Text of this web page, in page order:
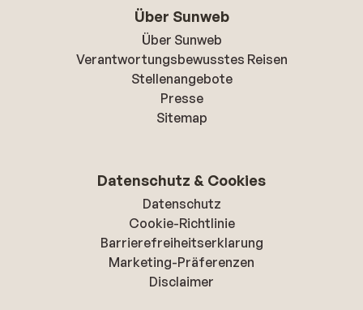
Über Sunweb
Über Sunweb
Verantwortungsbewusstes Reisen
Stellenangebote
Presse
Sitemap
Datenschutz & Cookies
Datenschutz
Cookie-Richtlinie
Barrierefreiheitserklarung
Marketing-Präferenzen
Disclaimer